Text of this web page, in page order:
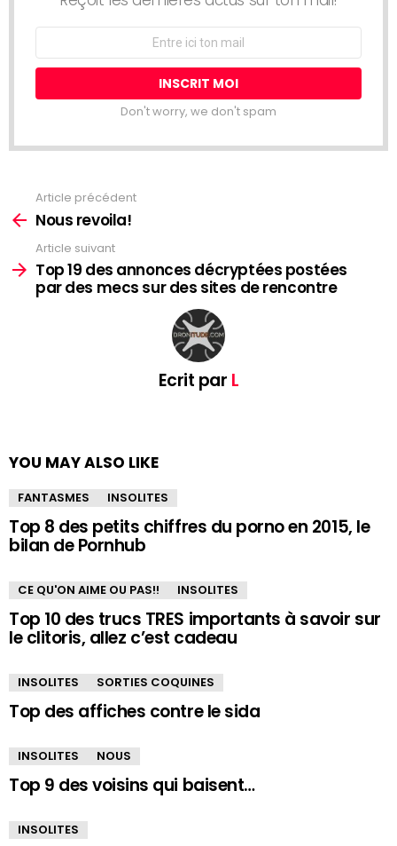
Don't worry, we don't spam
more
Article précédent
Nous revoila!
Article suivant
Top 19 des annonces décryptées postées
par des mecs sur des sites de rencontre
Ecrit par L
YOU MAY ALSO LIKE
FANTASMES INSOLITES
Top 8 des petits chiffres du porno en 2015, le
bilan de Pornhub
CE QU'ON AIME OU PAS!! INSOLITES
Top 10 des trucs TRES importants à savoir sur
le clitoris, allez c’est cadeau
INSOLITES SORTIES COQUINES
Top des affiches contre le sida
INSOLITES NOUS
Top 9 des voisins qui baisent…
INSOLITES